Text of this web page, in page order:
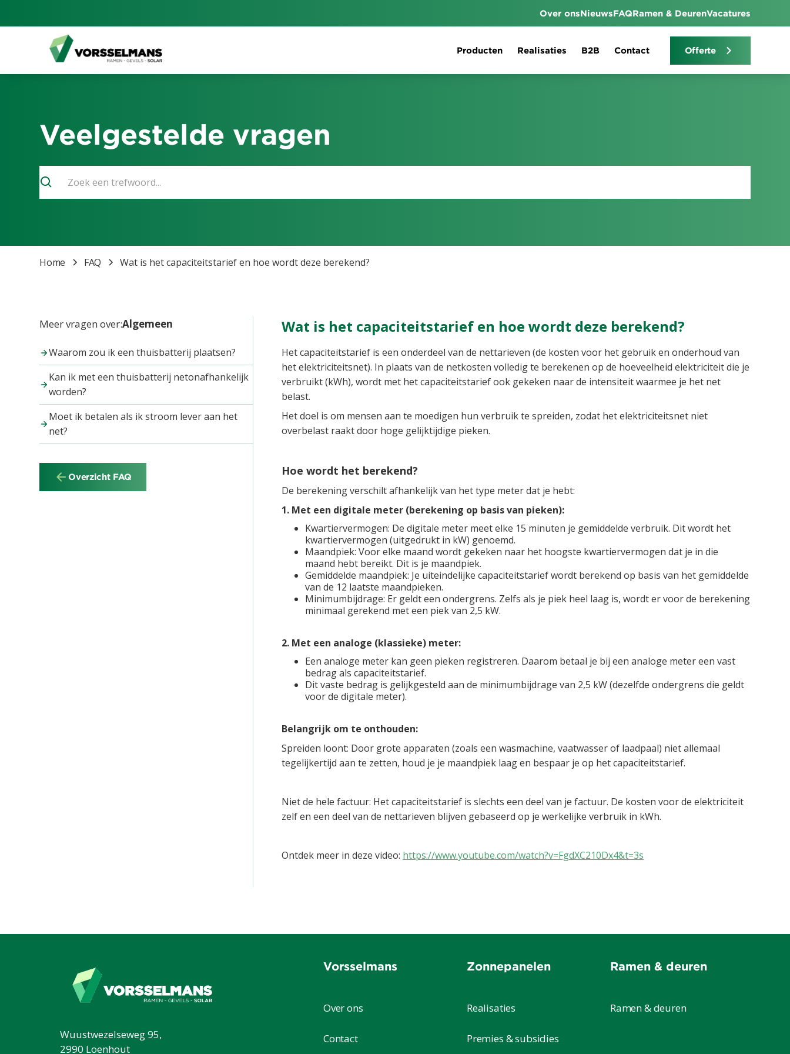
Over onsNieuwsFAQRamen & DeurenVacatures
Producten Realisaties B2B Contact Offerte
Veelgestelde vragen
Home FAQ Wat is het capaciteitstarief en hoe wordt deze berekend?
Meer vragen over:Algemeen
Waarom zou ik een thuisbatterij plaatsen?
Kan ik met een thuisbatterij netonafhankelijk
worden?
Moet ik betalen als ik stroom lever aan het
net?
Overzicht FAQ
Wat is het capaciteitstarief en hoe wordt deze berekend?
Het capaciteitstarief is een onderdeel van de nettarieven (de kosten voor het gebruik en onderhoud van
het elektriciteitsnet). In plaats van de netkosten volledig te berekenen op de hoeveelheid elektriciteit die je
verbruikt (kWh), wordt met het capaciteitstarief ook gekeken naar de intensiteit waarmee je het net
belast.
Het doel is om mensen aan te moedigen hun verbruik te spreiden, zodat het elektriciteitsnet niet
overbelast raakt door hoge gelijktijdige pieken.
Hoe wordt het berekend?
De berekening verschilt afhankelijk van het type meter dat je hebt:
1. Met een digitale meter (berekening op basis van pieken):
Kwartiervermogen: De digitale meter meet elke 15 minuten je gemiddelde verbruik. Dit wordt het
kwartiervermogen (uitgedrukt in kW) genoemd.
Maandpiek: Voor elke maand wordt gekeken naar het hoogste kwartiervermogen dat je in die
maand hebt bereikt. Dit is je maandpiek.
Gemiddelde maandpiek: Je uiteindelijke capaciteitstarief wordt berekend op basis van het gemiddelde
van de 12 laatste maandpieken.
Minimumbijdrage: Er geldt een ondergrens. Zelfs als je piek heel laag is, wordt er voor de berekening
minimaal gerekend met een piek van 2,5 kW.
2. Met een analoge (klassieke) meter:
Een analoge meter kan geen pieken registreren. Daarom betaal je bij een analoge meter een vast
bedrag als capaciteitstarief.
Dit vaste bedrag is gelijkgesteld aan de minimumbijdrage van 2,5 kW (dezelfde ondergrens die geldt
voor de digitale meter).
Belangrijk om te onthouden:
Spreiden loont: Door grote apparaten (zoals een wasmachine, vaatwasser of laadpaal) niet allemaal
tegelijkertijd aan te zetten, houd je je maandpiek laag en bespaar je op het capaciteitstarief.
Niet de hele factuur: Het capaciteitstarief is slechts een deel van je factuur. De kosten voor de elektriciteit
zelf en een deel van de nettarieven blijven gebaseerd op je werkelijke verbruik in kWh.
Ontdek meer in deze video: https://www.youtube.com/watch?v=FgdXC210Dx4&t=3s
Wuustwezelseweg 95,
2990 Loenhout
Vorsselmans
Over ons
Contact
Zonnepanelen
Realisaties
Premies & subsidies
Ramen & deuren
Ramen & deuren